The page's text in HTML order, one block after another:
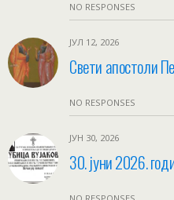
NO RESPONSES
ЈУЛ 12, 2026
Свети апостоли
NO RESPONSES
ЈУН 30, 2026
30. јуни 2026.